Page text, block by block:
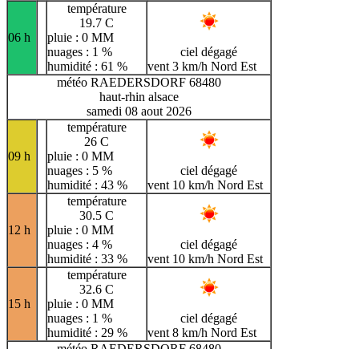
06 h
température
19.7 C
pluie : 0 MM
nuages : 1 %
humidité : 61 %
ciel dégagé
vent 3 km/h Nord Est
météo RAEDERSDORF 68480
haut-rhin alsace
samedi 08 aout 2026
09 h
température
26 C
pluie : 0 MM
nuages : 5 %
humidité : 43 %
ciel dégagé
vent 10 km/h Nord Est
12 h
température
30.5 C
pluie : 0 MM
nuages : 4 %
humidité : 33 %
ciel dégagé
vent 10 km/h Nord Est
15 h
température
32.6 C
pluie : 0 MM
nuages : 1 %
humidité : 29 %
ciel dégagé
vent 8 km/h Nord Est